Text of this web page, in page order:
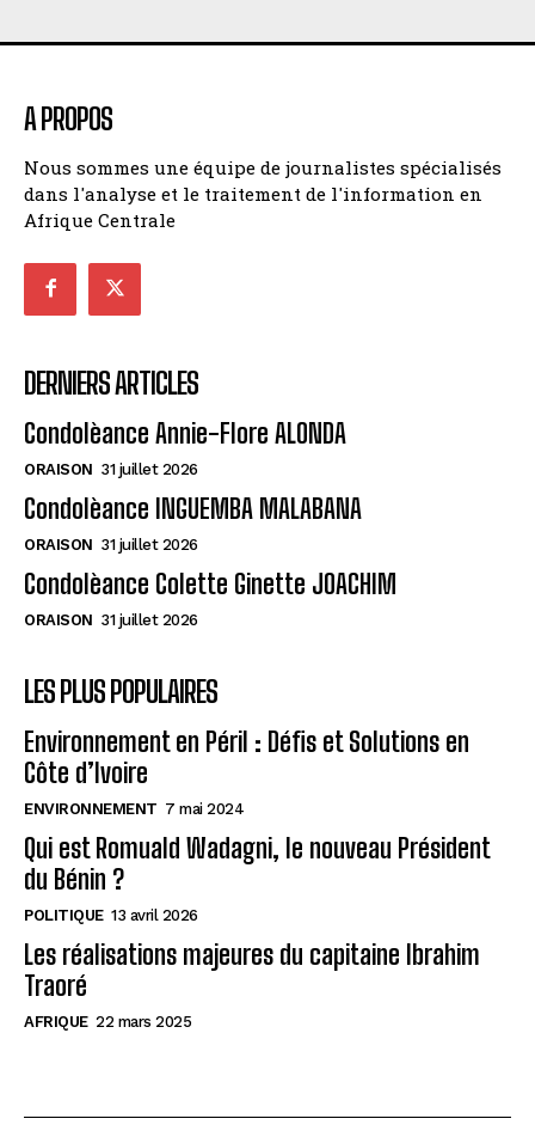
A PROPOS
Nous sommes une équipe de journalistes spécialisés
dans l'analyse et le traitement de l'information en
Afrique Centrale
DERNIERS ARTICLES
Condolèance Annie-Flore ALONDA
ORAISON 31 juillet 2026
Condolèance INGUEMBA MALABANA
ORAISON 31 juillet 2026
Condolèance Colette Ginette JOACHIM
ORAISON 31 juillet 2026
LES PLUS POPULAIRES
Environnement en Péril : Défis et Solutions en
Côte d’Ivoire
ENVIRONNEMENT 7 mai 2024
Qui est Romuald Wadagni, le nouveau Président
du Bénin ?
POLITIQUE 13 avril 2026
Les réalisations majeures du capitaine Ibrahim
Traoré
AFRIQUE 22 mars 2025